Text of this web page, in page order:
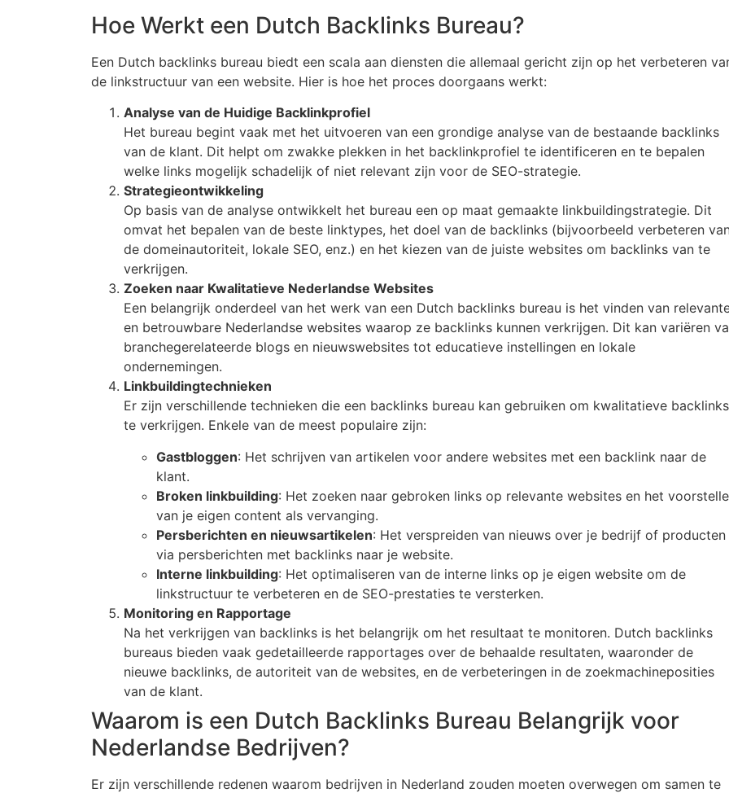
Hoe Werkt een Dutch Backlinks Bureau?
Een Dutch backlinks bureau biedt een scala aan diensten die allemaal gericht zijn op het verbeteren
de linkstructuur van een website. Hier is hoe het proces doorgaans werkt:
Analyse van de Huidige Backlinkprofiel
Het bureau begint vaak met het uitvoeren van een grondige analyse van de bestaande backlinks
van de klant. Dit helpt om zwakke plekken in het backlinkprofiel te identificeren en te bepalen
welke links mogelijk schadelijk of niet relevant zijn voor de SEO-strategie.
Strategieontwikkeling
Op basis van de analyse ontwikkelt het bureau een op maat gemaakte linkbuildingstrategie. Dit
omvat het bepalen van de beste linktypes, het doel van de backlinks (bijvoorbeeld verbeteren
de domeinautoriteit, lokale SEO, enz.) en het kiezen van de juiste websites om backlinks van te
verkrijgen.
Zoeken naar Kwalitatieve Nederlandse Websites
Een belangrijk onderdeel van het werk van een Dutch backlinks bureau is het vinden van
en betrouwbare Nederlandse websites waarop ze backlinks kunnen verkrijgen. Dit kan variëren
branchegerelateerde blogs en nieuwswebsites tot educatieve instellingen en lokale
ondernemingen.
Linkbuildingtechnieken
Er zijn verschillende technieken die een backlinks bureau kan gebruiken om kwalitatieve backlinks
te verkrijgen. Enkele van de meest populaire zijn:
Gastbloggen: Het schrijven van artikelen voor andere websites met een backlink naar de
klant.
Broken linkbuilding: Het zoeken naar gebroken links op relevante websites en het
van je eigen content als vervanging.
Persberichten en nieuwsartikelen: Het verspreiden van nieuws over je bedrijf of producten
via persberichten met backlinks naar je website.
Interne linkbuilding: Het optimaliseren van de interne links op je eigen website om de
linkstructuur te verbeteren en de SEO-prestaties te versterken.
Monitoring en Rapportage
Na het verkrijgen van backlinks is het belangrijk om het resultaat te monitoren. Dutch backlinks
bureaus bieden vaak gedetailleerde rapportages over de behaalde resultaten, waaronder de
nieuwe backlinks, de autoriteit van de websites, en de verbeteringen in de zoekmachineposities
van de klant.
Waarom is een Dutch Backlinks Bureau Belangrijk voor
Nederlandse Bedrijven?
Er zijn verschillende redenen waarom bedrijven in Nederland zouden moeten overwegen om samen te